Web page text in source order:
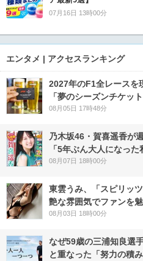
07月16日 13時00分
エンタメ | アクセスランキング
2027年のF1全レースを
「夢のシーズンチケッ
08月05日 17時48分
乃木坂46・賀喜遥香が
「5年ぶん大人になっ
08月07日 18時00分
東雲うみ、「スピリッ
艶な雰囲気でファンを魅
08月03日 18時00分
なぜ59歳の三浦知良選
と重なった「努力の積み